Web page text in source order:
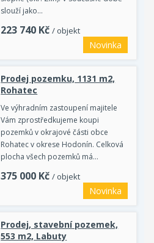
slouží jako…
223 740 Kč / objekt
Novinka
Prodej pozemku, 1131 m2,
Rohatec
Ve výhradním zastoupení majitele
Vám zprostředkujeme koupi
pozemků v okrajové části obce
Rohatec v okrese Hodonín. Celková
plocha všech pozemků má…
375 000 Kč / objekt
Novinka
Prodej, stavební pozemek,
553 m2, Labuty